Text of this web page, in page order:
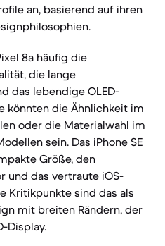
an, basierend auf ihren
8a häufig die
die lange
das lebendige OLED-
könnten die Ähnlichkeit im
oder die Materialwahl im
sein. Das iPhone SE
Größe, den
und das vertraute iOS-
Kritikpunkte sind das als
mit breiten Rändern, der
Display.